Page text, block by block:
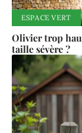
ESPACE VERT
Olivier trop
taille sévère ?